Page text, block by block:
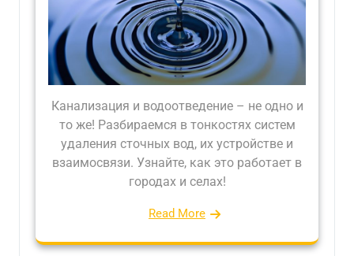
Канализация и водоотведение – не одно и
то же! Разбираемся в тонкостях систем
удаления сточных вод, их устройстве и
взаимосвязи. Узнайте, как это работает в
городах и селах!
Read More